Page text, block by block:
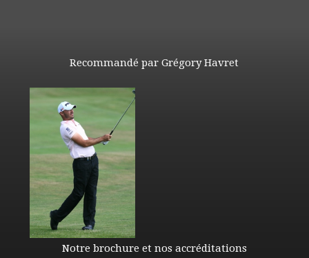
Recommandé par Grégory Havret
Notre brochure et nos accréditations